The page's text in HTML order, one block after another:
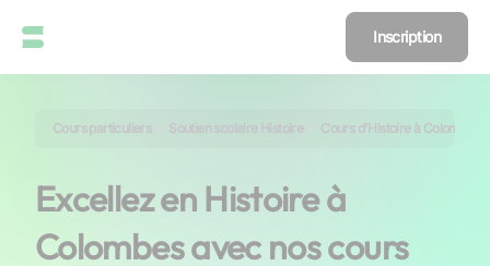
Inscription
Cours particuliers Soutien scolaire Histoire Cours d'Histoire à Colombes
Excellez en Histoire à
Colombes avec nos cours